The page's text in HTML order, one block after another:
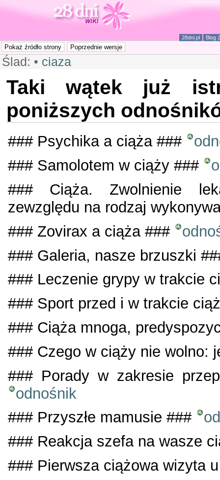
28dni.pl Blog
Ślad: • ciaza
Taki wątek już
poniższych
### Psychika a ciąża ###
### Samolotem w ciąży ###
### Ciąża. Zwolnienie
zewzględu na rodzaj
### Zovirax a ciąża ###
### Galeria, nasze brzuszki
### Leczenie grypy w trakcie
### Sport przed i w trakcie
### Ciąża mnoga,
### Czego w ciąży nie wolno:
### Porady w zakresie
odnośnik
### Przyszłe mamusie ###
### Reakcja szefa na wasze
### Pierwsza ciążowa wizyta